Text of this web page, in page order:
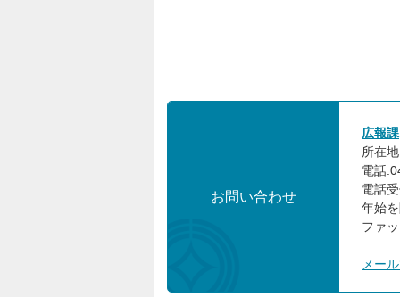
お問い合わせ
広報課
所在
電話
電話
年始
ファ
メー